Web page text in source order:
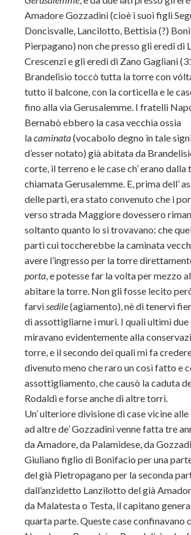
Amadore Gozzadini (cioè i suoi figli
Doncisvalle, Lancilotto, Bettisia (?)
Pierpagano) non che presso gli eredi di
Crescenzi e gli eredi di Zano Gagliani
Brandelisio toccò tutta la torre con
tutto il balcone, con la corticella e le
fino alla via Gerusalemme. I fratelli
Bernabò ebbero la casa vecchia ossia
lacaminata(vocabolo degno in tale
d’esser notato) già abitata da
corte, il terreno e le case ch’ erano
chiamata Gerusalemme. E, prima dell’
delle parti, era stato convenuto che i
verso strada Maggiore dovessero
soltanto quanto lo si trovavano: che
parti cui toccherebbe la caminata
avere l’ingresso per la torre
porta, e potesse far la volta per mezzo
abitare la torre. Non gli fosse lecito
farvisedile(agiamento), nè di tenervi
di assottigliarne i muri. I quali ultimi
miravano evidentemente alla
torre, e il secondo dei quali mi fa
divenuto meno che raro un così fatto e
assottigliamento, che causò la caduta
Rodaldi e forse anche di altre torri.
Un’ ulteriore divisione di case vicine
ad altre de’ Gozzadini venne fatta tre
da Amadore, da Palamidese, da
Giuliano figlio di Bonifacio per una
del già Pietropagano per la seconda
dall’anzidetto Lanzilotto del già
da Malatesta o Testa, il capitano
quarta parte. Queste case confinavano